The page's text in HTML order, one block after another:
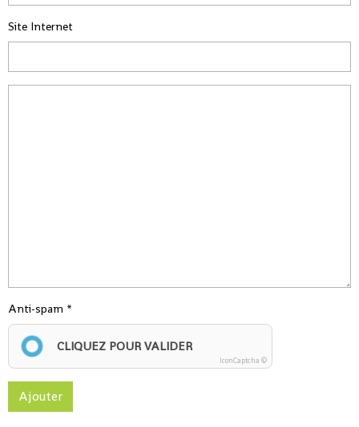
Site Internet
Anti-spam
CLIQUEZ POUR VALIDER
IconCaptcha ©
Ajouter